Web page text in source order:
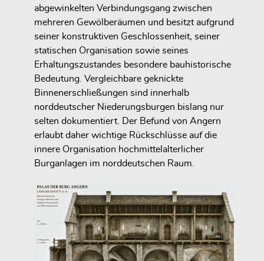
abgewinkelten Verbindungsgang zwischen
mehreren Gewölberäumen und besitzt aufgrund
seiner konstruktiven Geschlossenheit, seiner
statischen Organisation sowie seines
Erhaltungszustandes besondere bauhistorische
Bedeutung. Vergleichbare geknickte
Binnenerschließungen sind innerhalb
norddeutscher Niederungsburgen bislang nur
selten dokumentiert. Der Befund von Angern
erlaubt daher wichtige Rückschlüsse auf die
innere Organisation hochmittelalterlicher
Burganlagen im norddeutschen Raum.